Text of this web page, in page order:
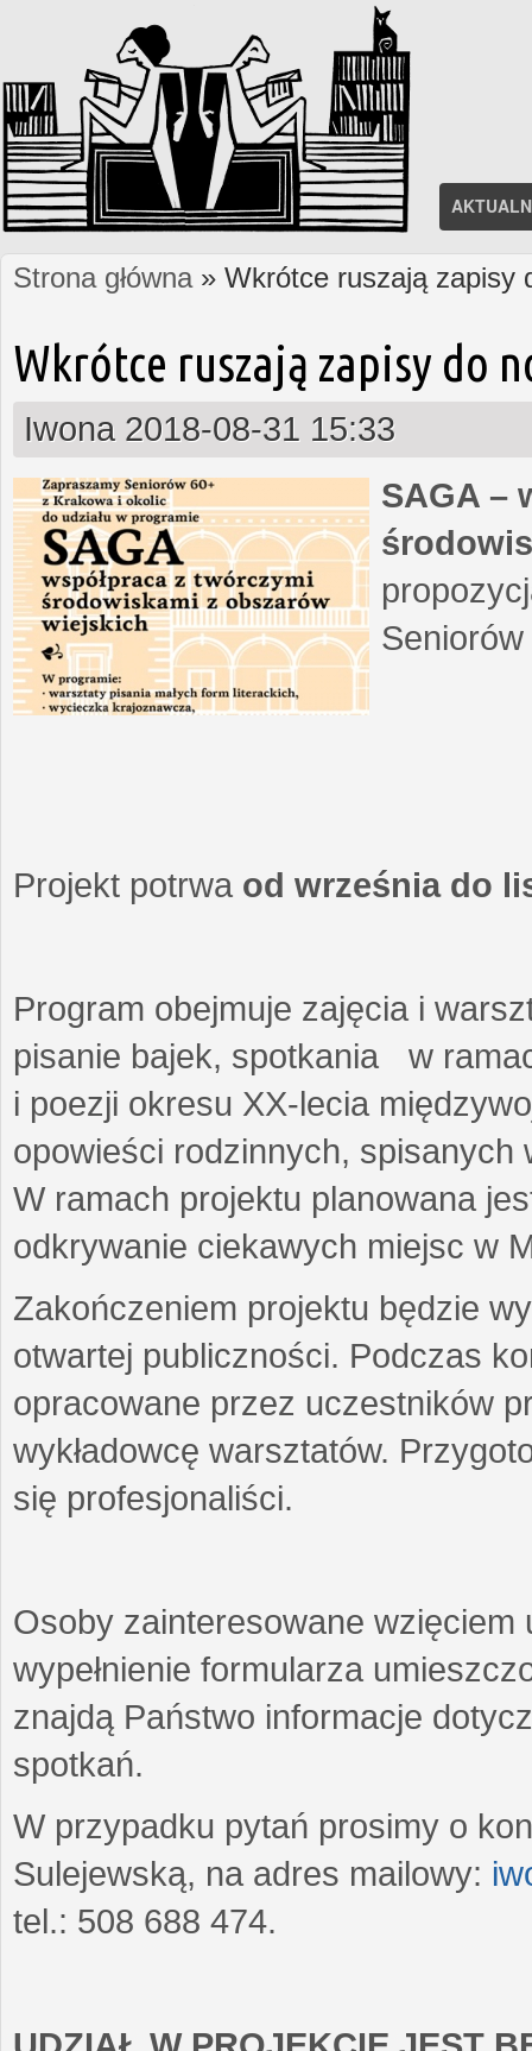
Jesteś tutaj
Strona główna» Wkrótce ruszają zapisy
Wkrótce ruszają zapisy do
Iwona 2018-08-31 15:33
SAGA –
Projekt potrwa od września do
Program obejmuje zajęcia i
pisanie bajek, spotkania w
i poezji okresu XX-lecia
opowieści rodzinnych,
W ramach projektu planowana
odkrywanie ciekawych miejsc w
Zakończeniem projektu będzie
otwartej publiczności. Podczas
opracowane przez uczestników
wykładowcę warsztatów.
się profesjonaliści.
Osoby zainteresowane wzięciem
wypełnienie formularza
znajdą Państwo informacje
spotkań.
W przypadku pytań prosimy o
Sulejewską, na adres mailowy:
tel.: 508 688 474.